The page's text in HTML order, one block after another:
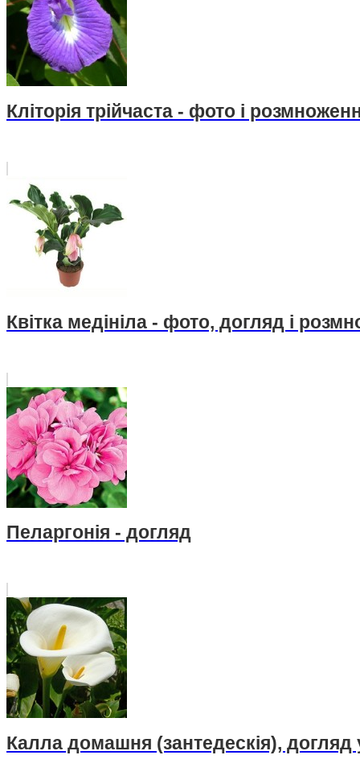
Кліторія трійчаста - фото і
Квітка медініла - фото, догляд і
Пеларгонія - догляд
Калла домашня (зантедескія), догляд